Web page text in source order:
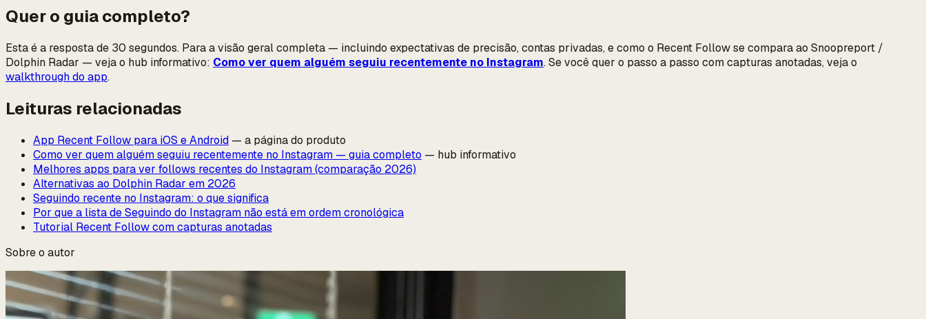
Quer o guia completo?
Esta é a resposta de 30 segundos. Para a visão geral completa — incluindo expectativas de precisão, contas privadas, e como o Recent Follow se compara ao Snoopreport /
Dolphin Radar — veja o hub informativo: Como ver quem alguém seguiu recentemente no Instagram. Se você quer o passo a passo com capturas anotadas, veja o
walkthrough do app.
Leituras relacionadas
App Recent Follow para iOS e Android — a página do produto
Como ver quem alguém seguiu recentemente no Instagram — guia completo — hub informativo
Melhores apps para ver follows recentes do Instagram (comparação 2026)
Alternativas ao Dolphin Radar em 2026
Seguindo recente no Instagram: o que significa
Por que a lista de Seguindo do Instagram não está em ordem cronológica
Tutorial Recent Follow com capturas anotadas
Sobre o autor